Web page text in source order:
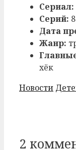
Сериал:
Серий: 8
Дата
Жанр:
хёк
Рубрики
Новости
2